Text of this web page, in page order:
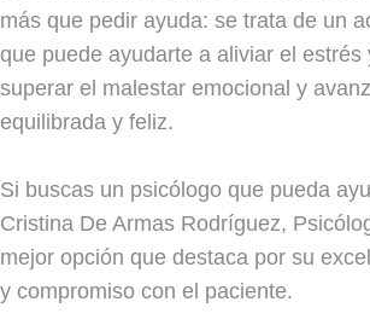
más que pedir ayuda: se trata de un
que puede ayudarte a aliviar el estrés
superar el malestar emocional y
equilibrada y feliz.
Si buscas un psicólogo que pueda
Cristina De Armas Rodríguez,
mejor opción que destaca por su
y compromiso con el paciente.